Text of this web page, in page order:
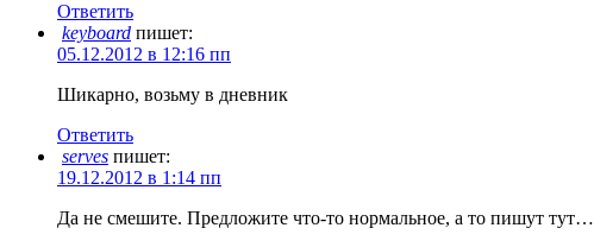
Ответить
keyboard пишет:
05.12.2012 в 12:16 пп
Шикарно, возьму в дневник
Ответить
serves пишет:
19.12.2012 в 1:14 пп
Да не смешите. Предложите что-то нормальное, а то пишут тут…